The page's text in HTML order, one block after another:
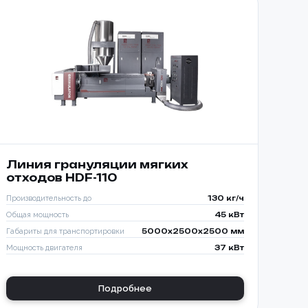
Линия грануляции мягких
отходов HDF-110
Производительность до 130 кг/ч
Общая мощность 45 кВт
Габариты для транспортировки 5000x2500x2500 мм
Мощность двигателя 37 кВт
Подробнее